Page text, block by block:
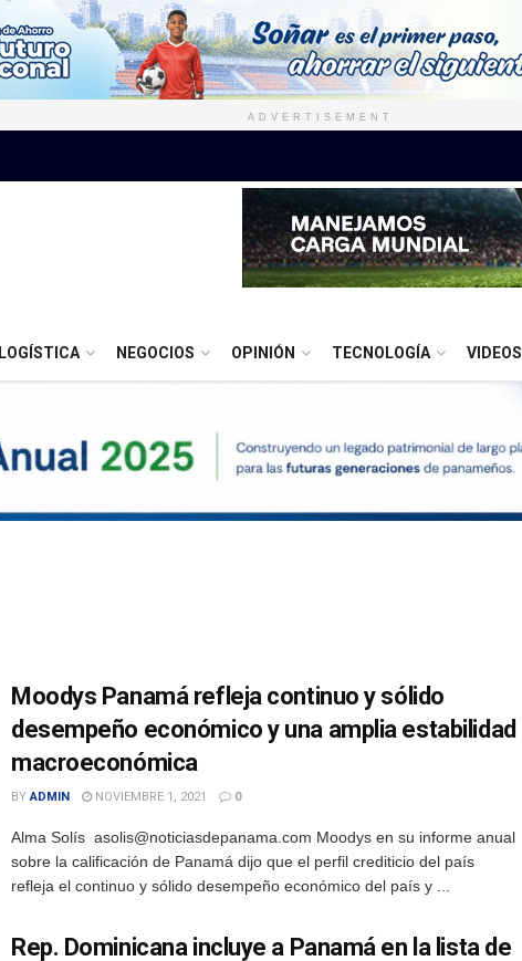
ADVERTISEMENT
LOGÍSTICA NEGOCIOS OPINIÓN TECNOLOGÍA VIDEOS
Moodys Panamá refleja continuo y sólido
desempeño económico y una amplia estabilidad
macroeconómica
BY ADMIN NOVIEMBRE 1, 2021 0
Alma Solís asolis@noticiasdepanama.com Moodys en su informe anual
sobre la calificación de Panamá dijo que el perfil crediticio del país
refleja el continuo y sólido desempeño económico del país y ...
Rep. Dominicana incluye a Panamá en la lista de